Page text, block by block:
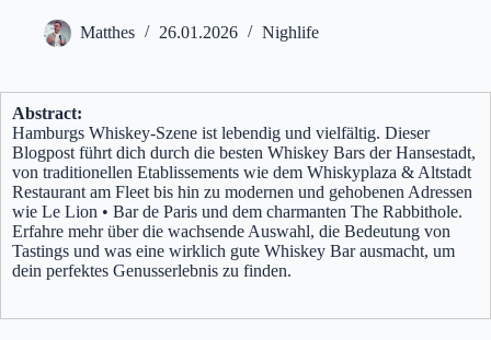
Matthes 26.01.2026 Nighlife
Abstract:
Hamburgs Whiskey-Szene ist lebendig und vielfältig. Dieser
Blogpost führt dich durch die besten Whiskey Bars der Hansestadt,
von traditionellen Etablissements wie dem Whiskyplaza & Altstadt
Restaurant am Fleet bis hin zu modernen und gehobenen Adressen
wie Le Lion • Bar de Paris und dem charmanten The Rabbithole.
Erfahre mehr über die wachsende Auswahl, die Bedeutung von
Tastings und was eine wirklich gute Whiskey Bar ausmacht, um
dein perfektes Genusserlebnis zu finden.